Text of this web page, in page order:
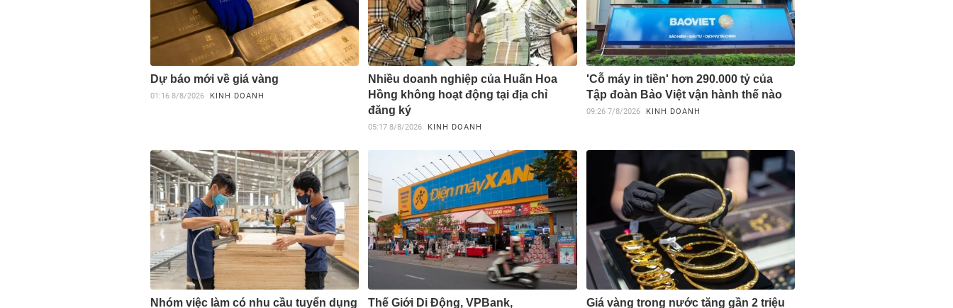
Dự báo mới về giá vàng
01:16 8/8/2026 KINH DOANH
Nhiều doanh nghiệp của Huấn Hoa
Hồng không hoạt động tại địa chỉ
đăng ký
05:17 8/8/2026 KINH DOANH
'Cỗ máy in tiền' hơn 290.000 tỷ của
Tập đoàn Bảo Việt vận hành thế nào
09:26 7/8/2026 KINH DOANH
Nhóm việc làm có nhu cầu tuyển dụng Thế Giới Di Động, VPBank, Giá vàng trong nước tăng gần 2 triệu